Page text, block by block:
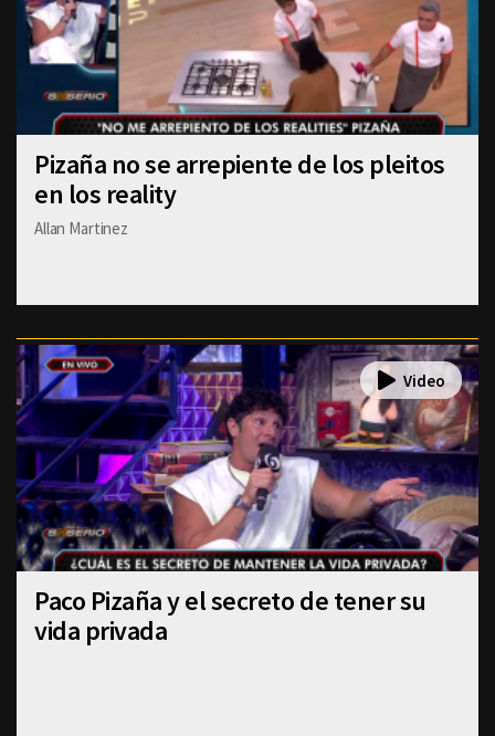
Pizaña no se arrepiente de los pleitos
en los reality
Allan Martinez
Paco Pizaña y el secreto de tener su
vida privada